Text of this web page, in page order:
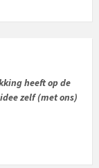
heeft op de
zelf (met ons)